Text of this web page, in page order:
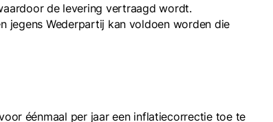
de levering vertraagd wordt.
jegens Wederpartij kan voldoen worden die
éénmaal per jaar een inflatiecorrectie toe te